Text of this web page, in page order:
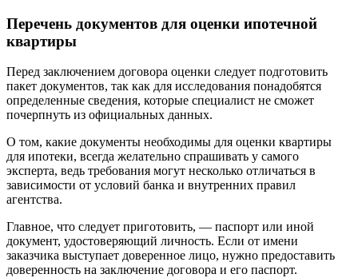
Перечень документов для оценки ипотечной
квартиры
Перед заключением договора оценки следует подготовить
пакет документов, так как для исследования понадобятся
определенные сведения, которые специалист не сможет
почерпнуть из официальных данных.
О том, какие документы необходимы для оценки квартиры
для ипотеки, всегда желательно спрашивать у самого
эксперта, ведь требования могут несколько отличаться в
зависимости от условий банка и внутренних правил
агентства.
Главное, что следует приготовить, — паспорт или иной
документ, удостоверяющий личность. Если от имени
заказчика выступает доверенное лицо, нужно предоставить
доверенность на заключение договора и его паспорт.